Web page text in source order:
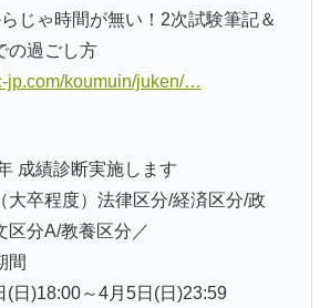
じゃ時間が無い！2次試験筆記＆
の過ごし方
jp.com/koumuin/juken/…
成績診断実施します
大卒程度）法律区分/経済区分/政
区分A/教養区分／
間
(日)18:00～4月5日(日)23:59